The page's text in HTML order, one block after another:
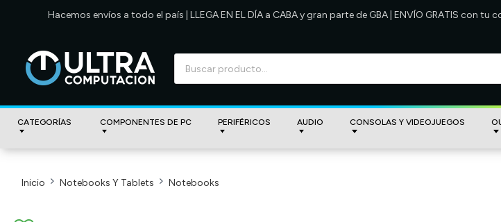
Hacemos envíos a todo el país | LLEGA EN EL DÍA a CABA y gran parte de GBA | ENVÍO GRATIS
CATEGORÍAS COMPONENTES DE PC PERIFÉRICOS AUDIO CONSOLAS Y VIDEOJUEGOS
Inicio Notebooks Y Tablets Notebooks